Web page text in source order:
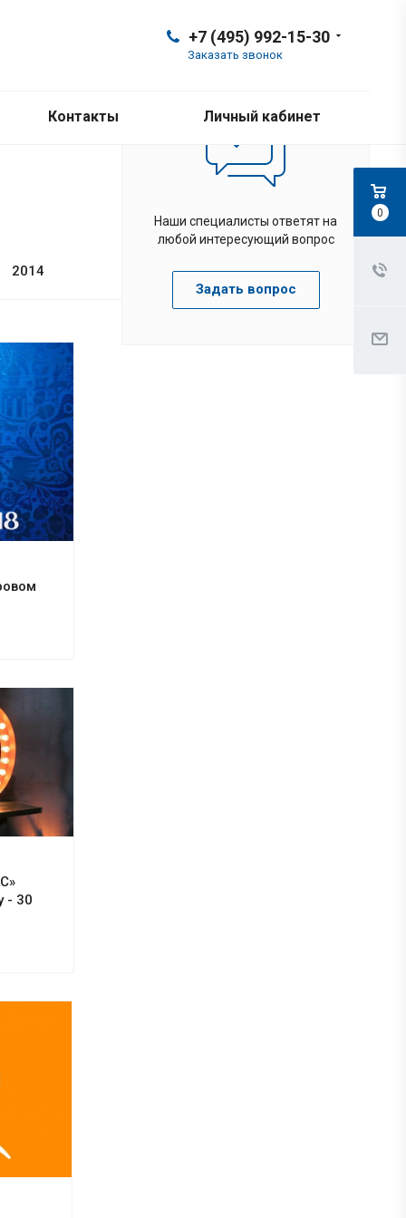
+7 (495) 992-15-30
Заказать звонок
Контакты Личный кабинет
2014
- 30
Наши специалисты ответят на
любой интересующий вопрос
Задать вопрос
0